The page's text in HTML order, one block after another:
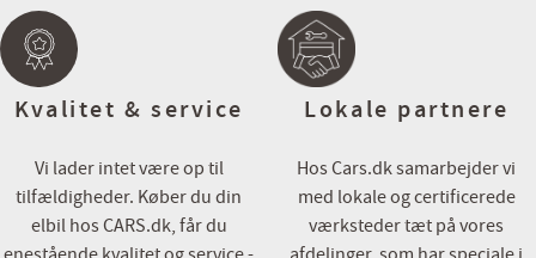
Kvalitet & service
Vi lader intet være op til
tilfældigheder. Køber du din
elbil hos CARS.dk, får du
Lokale partnere
Hos Cars.dk samarbejder vi
med lokale og certificerede
værksteder tæt på vores